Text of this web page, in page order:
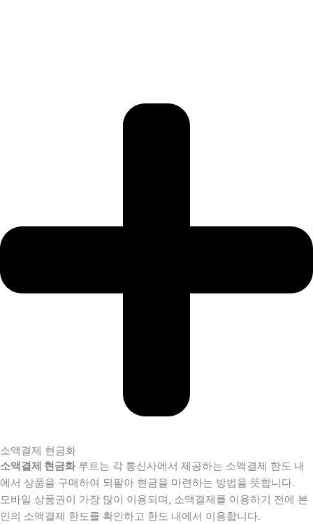
소액결제 현금화
소액결제 현금화루트는 각 통신사에서 제공하는 소액결제 한도 내
에서 상품을 구매하여 되팔아 현금을 마련하는 방법을 뜻합니다.
모바일 상품권이 가장 많이 이용되며, 소액결제를 이용하기 전에 본
인의 소액결제 한도를 확인하고 한도 내에서 이용합니다.